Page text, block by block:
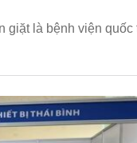
giặt là bệnh viện